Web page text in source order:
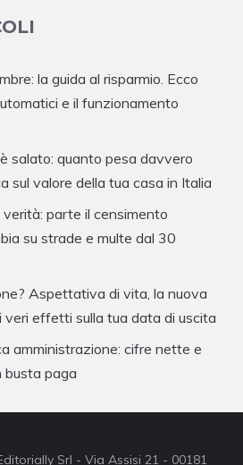
la guida al risparmio. Ecco
e il funzionamento
salato: quanto pesa davvero
sul valore della tua casa in Italia
verità: parte il censimento
su strade e multe dal 30
Aspettativa di vita, la nuova
veri effetti sulla tua data di uscita
amministrazione: cifre nette e
busta paga
Srl - Via Assisi 21 - 00181